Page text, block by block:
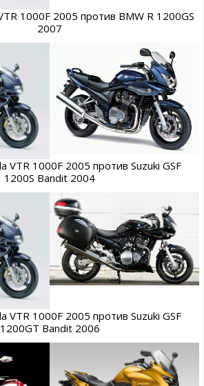
1000F 2005 против BMW R 1200GS
2007
VTR 1000F 2005 против Suzuki GSF
1200S Bandit 2004
VTR 1000F 2005 против Suzuki GSF
1200GT Bandit 2006